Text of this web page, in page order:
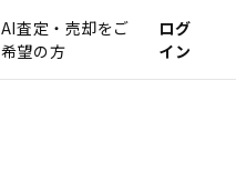
AI査定・売却をご
希望の方
ログ
イン